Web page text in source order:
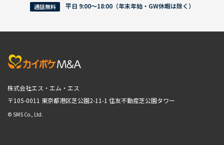
通話無料 平日 9:00〜18:00（年末年始・GW休暇は除く）
株式会社エス・エム・エス
〒105-0011 東京都港区芝公園2-11-1 住友不動産芝公園タワー
© SMS Co., Ltd.